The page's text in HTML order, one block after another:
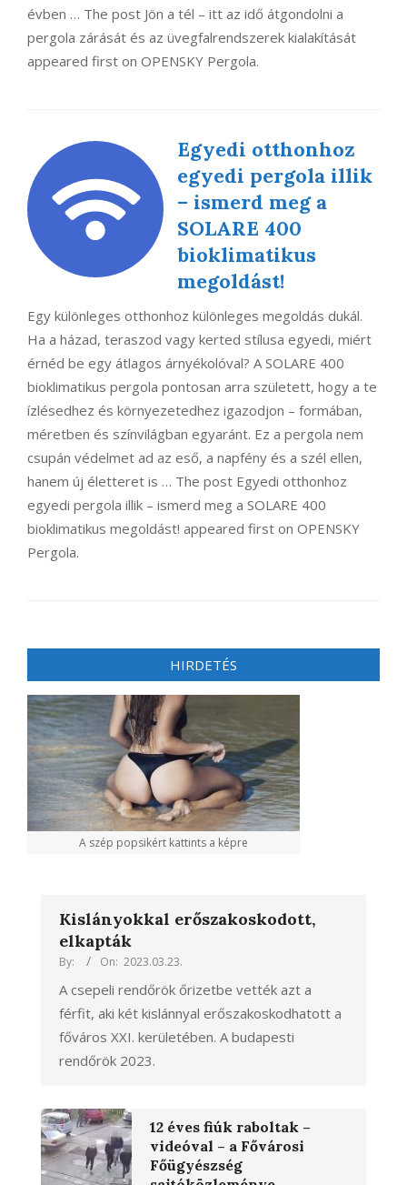
évben … The post Jön a tél – itt az idő átgondolni a
pergola zárását és az üvegfalrendszerek kialakítását
appeared first on OPENSKY Pergola.
Egyedi otthonhoz
egyedi pergola illik
– ismerd meg a
SOLARE 400
bioklimatikus
megoldást!
Egy különleges otthonhoz különleges megoldás dukál.
Ha a házad, teraszod vagy kerted stílusa egyedi, miért
érnéd be egy átlagos árnyékolóval? A SOLARE 400
bioklimatikus pergola pontosan arra született, hogy a te
ízlésedhez és környezetedhez igazodjon – formában,
méretben és színvilágban egyaránt. Ez a pergola nem
csupán védelmet ad az eső, a napfény és a szél ellen,
hanem új életteret is … The post Egyedi otthonhoz
egyedi pergola illik – ismerd meg a SOLARE 400
bioklimatikus megoldást! appeared first on OPENSKY
Pergola.
HIRDETÉS
A szép popsikért kattints a képre
Kislányokkal erőszakoskodott,
elkapták
By: On: 2023.03.23.
A csepeli rendőrök őrizetbe vették azt a
férfit, aki két kislánnyal erőszakoskodhatott a
főváros XXI. kerületében. A budapesti
rendőrök 2023.
12 éves fiúk raboltak –
videóval – a Fővárosi
Főügyészség